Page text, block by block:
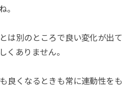
。
は別のところで良い変化が出て
くありません。
良くなるときも常に連動性をも